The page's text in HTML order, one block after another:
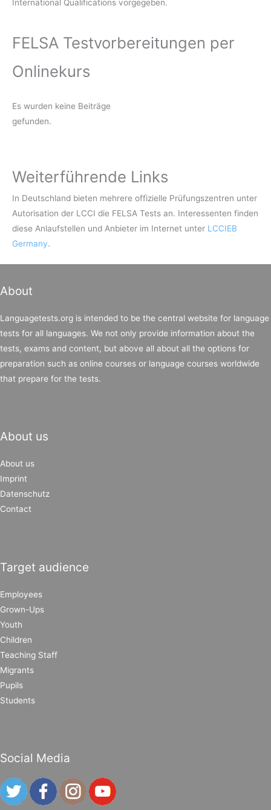
International Qualifications vorgegeben.
FELSA Testvorbereitungen per
Onlinekurs
Es wurden keine Beiträge
gefunden.
Weiterführende Links
In Deutschland bieten mehrere offizielle Prüfungszentren unter
Autorisation der LCCI die FELSA Tests an. Interessenten finden
diese Anlaufstellen und Anbieter im Internet unter LCCIEB
Germany.
About
Languagetests.org is intended to be the central website for language
tests for all languages. We not only provide information about the
tests, exams and content, but above all about all the options for
preparation such as online courses or language courses worldwide
that prepare for the tests.
About us
About us
Imprint
Datenschutz
Contact
Target audience
Employees
Grown-Ups
Youth
Children
Teaching Staff
Migrants
Pupils
Students
Social Media